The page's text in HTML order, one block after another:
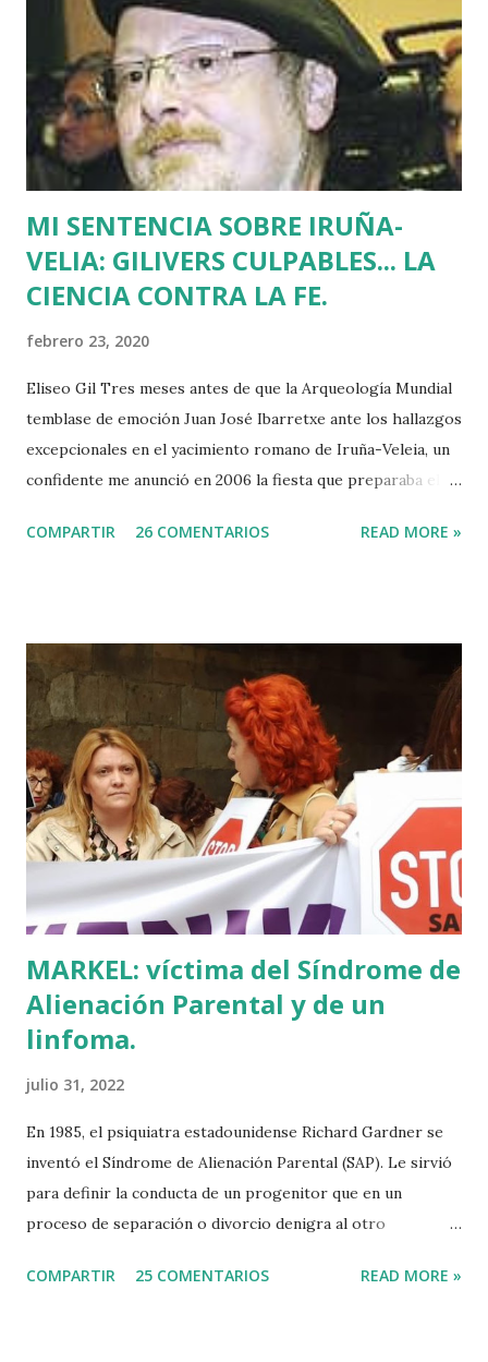
Euskadi dejaron de ser dominadas por ETA y su entorno
político. Nadie recuerda en Bilbao una manifestación mayor
que la que había pedido la liberación de Miguel Angel
Blanco horas antes de su asesinato: concentró a más de
medio millón de personas. Fuimos muchos los que
descubrimos que l...
MI SENTENCIA SOBRE IRUÑA-
VELIA: GILIVERS CULPABLES... LA
CIENCIA CONTRA LA FE.
febrero 23, 2020
Eliseo Gil Tres meses antes de que la Arqueología Mundial
temblase de emoción Juan José Ibarretxe ante los hallazgos
excepcionales en el yacimiento romano de Iruña-Veleia, un
confidente me anunció en 2006 la fiesta que preparaba el
primer calvario de la Cristiandad (con un sonrojante RIP en
por un presunto maestro egipcio llegado desde el Nilo
para educar a los niños de la villa romana. Mi informador y
yo hacíamos risas ante la casualidad de las casualidades:
Euskadi era de nuevo pionera. Ibarretxe dormía entonces
en Ajuria Enea y no paraba de contar a tirios y troyanos que
Euskal Herria era un pueblo con 7.000 años de antigüedad.
Por fin llegaba la arqueología para confirmar sus teorías.
Tuvo que ser su consejera de Cultura y portavoz Miren
Azkarate ...
COMPARTIR 26 COMENTARIOS READ MORE »
MARKEL: víctima del Síndrome de
Alienación Parental y de un
linfoma.
julio 31, 2022
En 1985, el psiquiatra estadounidense Richard Gardner se
inventó el Síndrome de Alienación Parental (SAP). Le sirvió
para definir la conducta de un progenitor que en un
proceso de separación o divorcio denigra al otro
machismo predominante hace 40 años sirvió incluso para
COMPARTIR 25 COMENTARIOS READ MORE »